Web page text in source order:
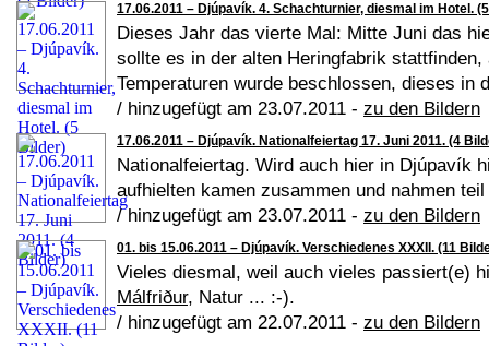
17.06.2011 – Djúpavík. 4. Schachturnier, diesmal im Hotel.
Dieses Jahr das vierte Mal: Mitte Juni das
sollte es in der alten Heringfabrik
Temperaturen wurde beschlossen, dieses in
/ hinzugefügt am 23.07.2011 - zu den Bildern
17.06.2011 – Djúpavík. Nationalfeiertag 17. Juni 2011. (4
Nationalfeiertag. Wird auch hier in Djúpavík
aufhielten kamen zusammen und nahmen
/ hinzugefügt am 23.07.2011 - zu den Bildern
01. bis 15.06.2011 – Djúpavík. Verschiedenes XXXII. (11
Vieles diesmal, weil auch vieles passiert(e)
Málfriður, Natur ... :-).
/ hinzugefügt am 22.07.2011 - zu den Bildern